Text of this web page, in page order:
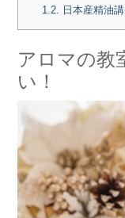
1.2.
日本産精油
アロマの教
い！